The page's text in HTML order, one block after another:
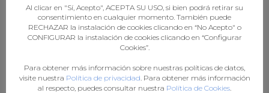
Al clicar en "Sí, Acepto", ACEPTA SU USO, si bien podrá retirar su
consentimiento en cualquier momento. También puede
RECHAZAR la instalación de cookies clicando en “No Acepto" o
CONFIGURAR la instalación de cookies clicando en “Configurar
Cookies”.
Para obtener más información sobre nuestras políticas de datos,
visite nuestra Política de privacidad . Para obtener más información
al respecto, puedes consultar nuestra Política de Cookies